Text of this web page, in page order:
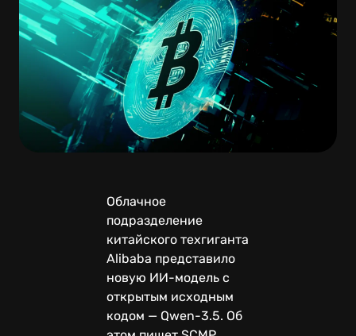
Облачное
подразделение
китайского техгиганта
Alibaba представило
новую ИИ-модель с
открытым исходным
кодом — Qwen-3.5. Об